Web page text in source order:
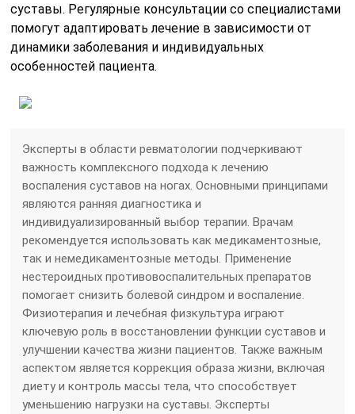
суставы. Регулярные консультации со специалистами
помогут адаптировать лечение в зависимости от
динамики заболевания и индивидуальных
особенностей пациента.
Эксперты в области ревматологии подчеркивают
важность комплексного подхода к лечению
воспаления суставов на ногах. Основными принципами
являются ранняя диагностика и
индивидуализированный выбор терапии. Врачам
рекомендуется использовать как медикаментозные,
так и немедикаментозные методы. Применение
нестероидных противовоспалительных препаратов
помогает снизить болевой синдром и воспаление.
Физиотерапия и лечебная физкультура играют
ключевую роль в восстановлении функции суставов и
улучшении качества жизни пациентов. Также важным
аспектом является коррекция образа жизни, включая
диету и контроль массы тела, что способствует
уменьшению нагрузки на суставы. Эксперты